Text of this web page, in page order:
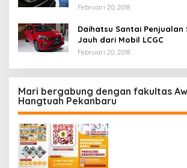
Februari 20, 2018
Daihatsu Santai Penjualan
Jauh dari Mobil LCGC
Februari 20, 2018
Mari bergabung dengan fakultas
Hangtuah Pekanbaru